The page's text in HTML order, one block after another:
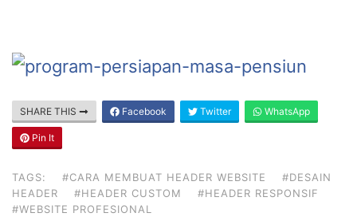
SHARE THIS Facebook Twitter WhatsApp
Pin It
TAGS: #CARA MEMBUAT HEADER WEBSITE
#DESAIN
HEADER
#HEADER CUSTOM
#HEADER RESPONSIF
#WEBSITE PROFESIONAL